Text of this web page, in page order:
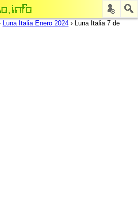
Luna Italia Enero 2024 › Luna Italia 7 de